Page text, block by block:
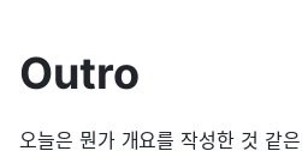
Outro
오늘은 뭔가 개요를 작성한 것 같